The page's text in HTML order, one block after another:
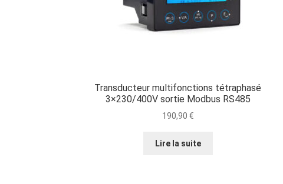
Transducteur multifonctions tétraphasé
3×230/400V sortie Modbus RS485
190,90 €
Lire la suite